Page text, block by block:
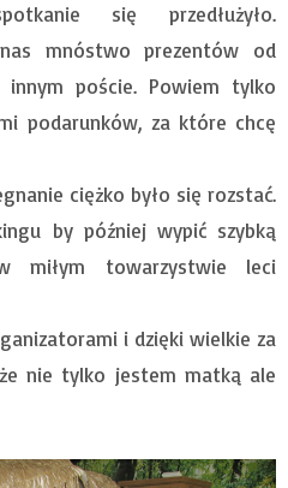
się przedłużyło.
mnóstwo prezentów od
poście. Powiem tylko
podarunków, za które chcę
ciężko było się rozstać.
by później wypić szybką
miłym towarzystwie leci
i dzięki wielkie za
nie tylko jestem matką ale